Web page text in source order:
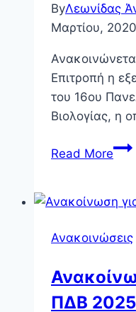
ByΛεωνίδας
Μαρτίου, 2020
Επιτροπή η
του 16ου
Βιολογίας, η
Read More
Ανακοινώσεις
ΠΔΒ 2025